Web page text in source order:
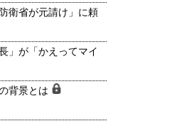
衛省が元請け」に頼
」が「かえってマイ
背景とは